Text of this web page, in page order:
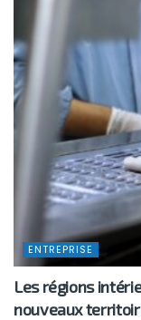
ENTREPRISE
Les régions
nouveaux